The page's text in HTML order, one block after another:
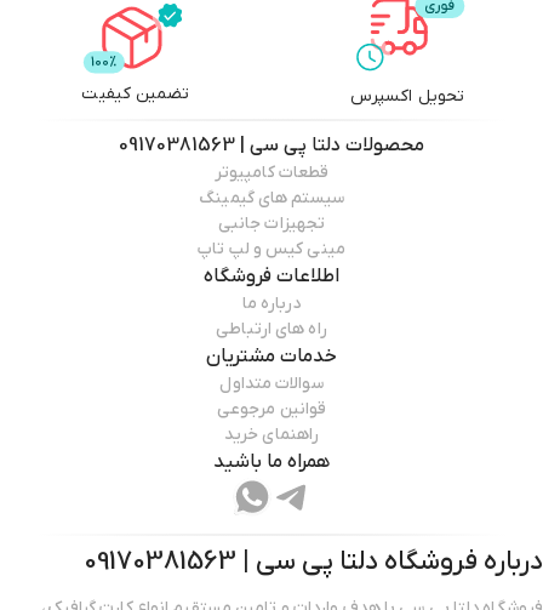
تحویل اکسپرس تضمین کیفیت
محصولات دلتا پی سی | 09170381563
قطعات کامپیوتر
سیستم های گیمینگ
تجهیزات جانبی
مینی کیس و لپ تاپ
اطلاعات فروشگاه
درباره ما
راه های ارتباطی
خدمات مشتریان
سوالات متداول
قوانین مرجوعی
راهنمای خرید
همراه ما باشید
درباره فروشگاه دلتا پی سی | 09170381563